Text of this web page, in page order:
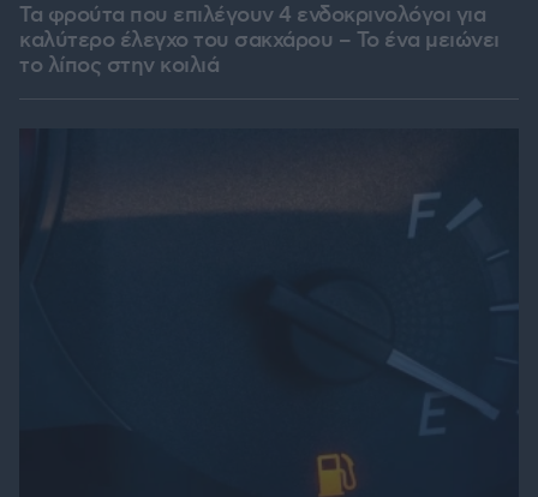
Τα φρούτα που επιλέγουν 4 ενδοκρινολόγοι για
καλύτερο έλεγχο του σακχάρου – Το ένα μειώνει
το λίπος στην κοιλιά